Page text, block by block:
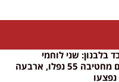
בלבנון: שני לוחמי
מילואים מחטיבה 55 נפלו, ארבעה
נפצעו